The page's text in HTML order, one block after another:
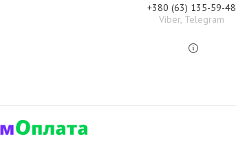
+380 (63) 135-59-48
Viber, Telegram